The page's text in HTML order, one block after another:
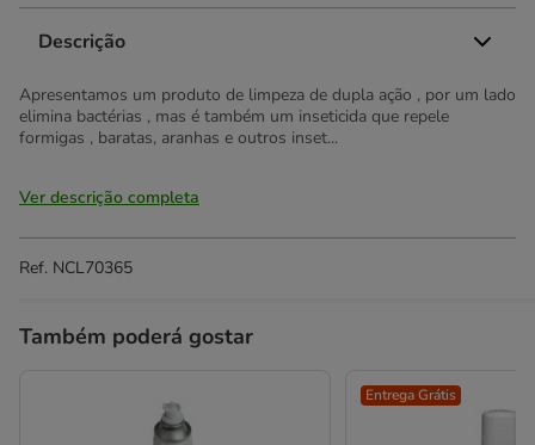
Descrição
Apresentamos um produto de limpeza de dupla ação , por um lado
elimina bactérias , mas é também um inseticida que repele
formigas , baratas, aranhas e outros inset...
Ver descrição completa
Ref. NCL70365
Também poderá gostar
Entrega Grátis